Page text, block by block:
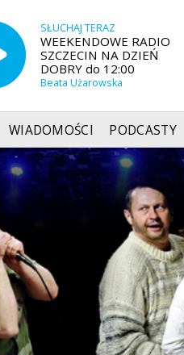
SŁUCHAJ TERAZ
WEEKENDOWE RADIO
SZCZECIN NA DZIEŃ
DOBRY do 12:00
Beata Użarowska
WIADOMOŚCI PODCASTY